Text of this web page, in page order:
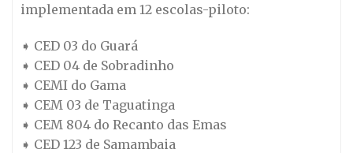
implementada em 12 escolas-piloto:
➧ CED 03 do Guará
➧ CED 04 de Sobradinho
➧ CEMI do Gama
➧ CEM 03 de Taguatinga
➧ CEM 804 do Recanto das Emas
➧ CED 123 de Samambaia